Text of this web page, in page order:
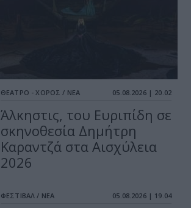
ΘΕΑΤΡΟ - ΧΟΡΟΣ / ΝΕΑ 05.08.2026 | 20.02
Άλκηστις, του Ευριπίδη σε
σκηνοθεσία Δημήτρη
Καραντζά στα Αισχύλεια
2026
ΦΕΣΤΙΒΑΛ / ΝΕΑ 05.08.2026 | 19.04